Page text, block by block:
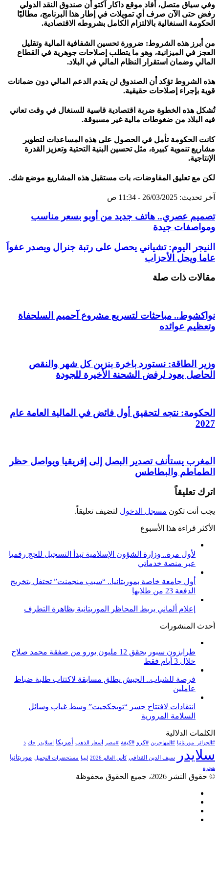
وفي سياق متصل، أفاد موقع داكار آكتو أن صندوق النقد الدولي
رفض حتى الآن صرف أي تمويلات في إطار هذا البرنامج، مطالبًا
الحكومة السنغالية بالالتزام الكامل بشروطه الاقتصادية.
من أبرز هذه الشروط: ضرورة تحسين الشفافية المالية وتقليل
العجز في الميزانية، وهو ما يتطلب إصلاحات جوهرية في القطاع
المالي وضمان استقرار النظام المالي في البلاد.
هذه الشروط تؤكد أن الصندوق لن يقدم الدعم المالي دون ضمانات
قوية بإجراء إصلاحات حقيقية.
تُشكل هذه الخطوة ضربة اقتصادية قاسية للسنغال في وقت تعاني
فيه البلاد من ضغوطات مالية غير مسبوقة.
كانت الحكومة تأمل في الحصول على هذه المساعدات لتطوير
مشاريع تنموية كبيرة، مثل تحسين البنية التحتية وتعزيز القدرة
الإنتاجية.
لكن مع تعليق المفاوضات، بات مستقبل هذه المشاريع موضع شك.
آخر تحديث: 26/03/2025 - 11:34 ص
تصميم عصري.. هاتف جديد من أوبو بسعر مناسب
ومواصفات جيدة
النيجر اليوم: تشياني يحصل على رتبة جنرال ويصدر عفواَ
عاما ويحل الأحزاب
مقالات ذات صلة
نواكشوط.. مباحثات لتسريع مشروع آحميم السلحفاة
وتعظيم عوائده
وزير الطاقة: نستورد باخرة بنزين كل شهر والنقص
الحاصل يعود لرفض الشحنة الأخيرة للجودة
الحكومة: نتجه لتحقيق أول فائض في المالية العامة عام
2027
المغرب يستأنف تصدير البصل إلى إفريقيا ويواصل حظر
الطماطم والبطاطس
اترك تعليقاً
يجب أنت تكون مسجل الدخول لتضيف تعليقاً.
الأكثر قراءة هذا الأسبوع
لأول مرة.. وزارة الشؤون الإسلامية تبدأ التسجيل للحج رقميا
عبر منصة خدماتي
أول جامعة خاصة بموريتانيا.. “سيب منجمنت” تحتفل بتخريج
الدفعة 23 من طلابها
إعلام ألماني يربط المحاظر الموريتانية بظاهرة التطرف
أحدث المنشورات
طرابزون سبور يحقق 12 مليون يورو من صفقة محمد صلاح
خلال 3 أيام فقط
فرصة للشباب.. الجيش يطلق مسابقة لاكتتاب طلبة ضباط
عاملين
انتقادات لافتتاح جسر “تويجكجيت” وسط غياب وسائل
السلامة المرورية
الكلمات الدلالية
#الجزائر_موريتانيا #المهاجرين #كرو #كيفة #مصر أسعار الذهب أمريكا اسلايدر حك ذ
سلايدر سيف الدين القذافي كأس العالم 2026 ليبيا مستحضرات التجميل موريتانيا
هجرة
© حقوق النشر 2026، جميع الحقوق محفوظة